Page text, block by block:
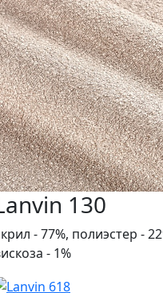
130
- 77%, полиэстер -
- 1%